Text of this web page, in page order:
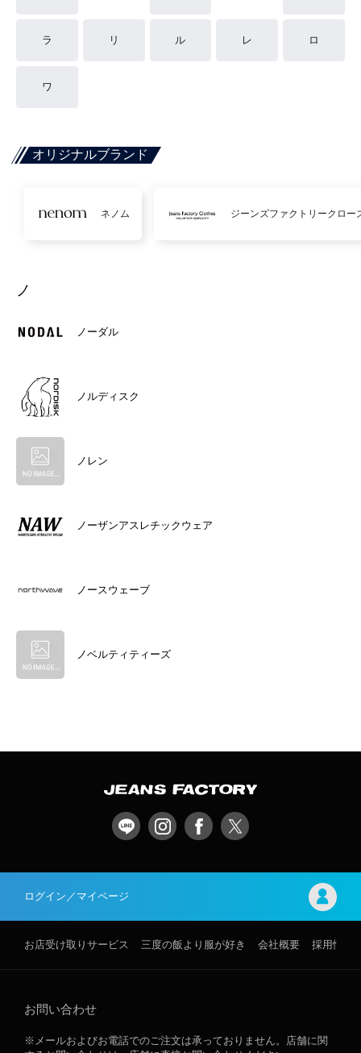
ラ リ ル レ ロ
ワ
オリジナルブランド
ネノム ジーンズファクトリークロー
ノ
ノーダル
ノルディスク
ノレン
ノーザンアスレチックウェア
ノースウェーブ
ノベルティティーズ
ログイン／マイページ
お店受け取りサービス 三度の飯より服が好き 会社概要 採用情報
お問い合わせ
※メールおよびお電話でのご注文は承っておりません。店舗に関